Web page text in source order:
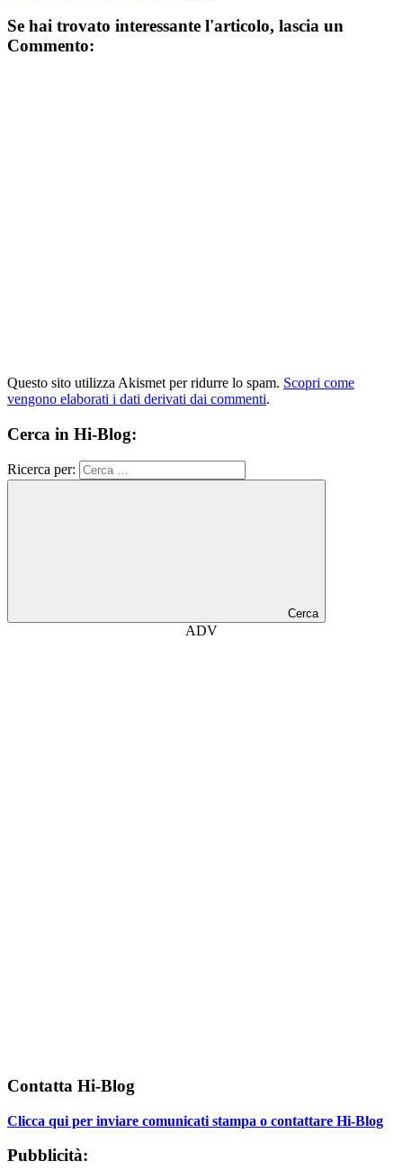
Se hai trovato interessante l'articolo, lascia un
Commento:
Questo sito utilizza Akismet per ridurre lo spam. Scopri come
vengono elaborati i dati derivati dai commenti.
Cerca in Hi-Blog:
Ricerca per:
Cerca
ADV
Contatta Hi-Blog
Clicca qui per inviare comunicati stampa o contattare Hi-Blog
Pubblicità: